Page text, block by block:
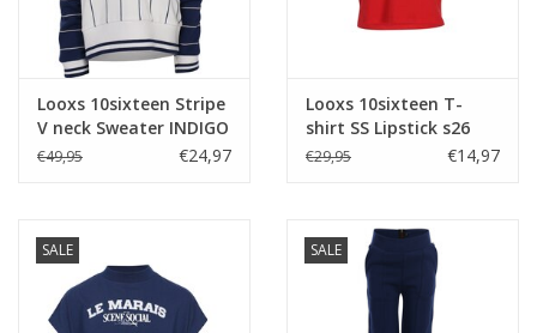
Looxs 10sixteen Stripe
V neck Sweater INDIGO
BLUE s26
€49,95 €24,97
Looxs 10sixteen T-
shirt SS Lipstick s26
€29,95 €14,97
SALE SALE